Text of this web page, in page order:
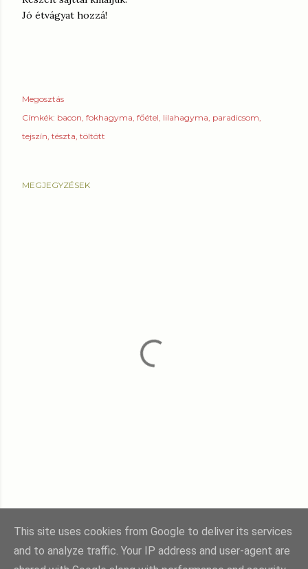
Jó étvágyat hozzá!
Megosztás
Címkék: bacon fokhagyma főétel lilahagyma paradicsom
tejszín tészta töltött
MEGJEGYZÉSEK
This site uses cookies from Google to deliver its services
and to analyze traffic. Your IP address and user-agent are